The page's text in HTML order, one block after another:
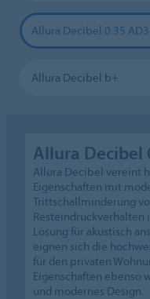
Allura Decibel 0.35 AD3
Allura Decibel b+
Allura Decibel
Allura Decibel vereint
Eigenschaften mit
Trittschallminderung
Lösung für akustisch
eignen sich die
für den privaten
Eigenschaften ebenso
und modernes Design.